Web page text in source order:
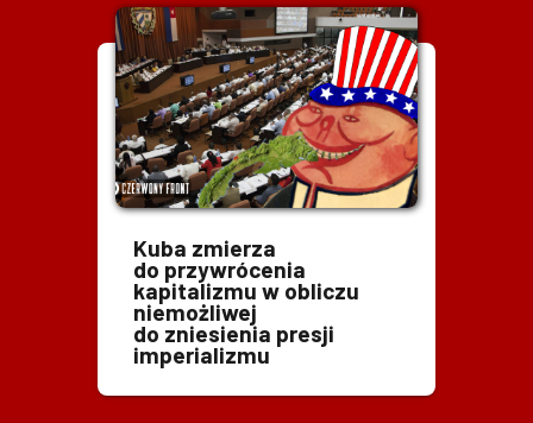
Kuba zmierza
do przywrócenia
kapitalizmu w obliczu
niemożliwej
do zniesienia presji
imperializmu